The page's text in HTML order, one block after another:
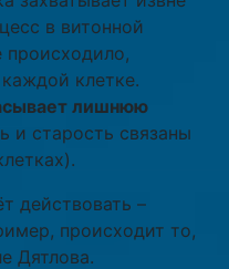
в витонной
клетке.
лишнюю
и старость связаны
действовать –
происходит то,
Дятлова.